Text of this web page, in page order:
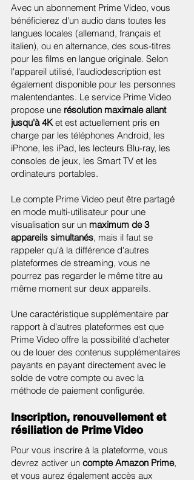
Avec un abonnement Prime Video, vous
bénéficierez d'un audio dans toutes les
langues locales (allemand, français et
italien), ou en alternance, des sous-titres
pour les films en langue originale. Selon
l'appareil utilisé, l'audiodescription est
également disponible pour les personnes
malentendantes. Le service Prime Video
propose une résolution maximale allant
jusqu'à 4Ket est actuellement pris en
charge par les téléphones Android, les
iPhone, les iPad, les lecteurs Blu-ray, les
consoles de jeux, les Smart TV et les
ordinateurs portables.
Le compte Prime Video peut être partagé
en mode multi-utilisateur pour une
visualisation sur un maximum de 3
appareils simultanés, mais il faut se
rappeler qu'à la différence d'autres
plateformes de streaming, vous ne
pourrez pas regarder le même titre au
même moment sur deux appareils.
Une caractéristique supplémentaire par
rapport à d'autres plateformes est que
Prime Video offre la possibilité d'acheter
ou de louer des contenus supplémentaires
payants en payant directement avec le
solde de votre compte ou avec la
méthode de paiement configurée.
Inscription, renouvellement et
résiliation de Prime Video
Pour vous inscrire à la plateforme, vous
devrez activer un compte Amazon Prime,
et vous aurez également accès aux